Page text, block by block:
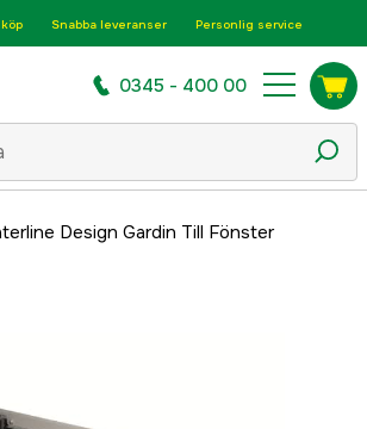
Snabba leveranser Personlig service
0345 - 400 00
Design Gardin Till Fönster